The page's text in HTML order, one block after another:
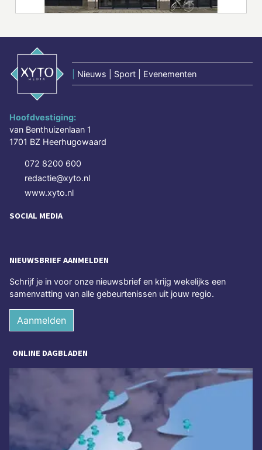
Nieuws | Sport | Evenementen
Hoofdvestiging:
van Benthuizenlaan 1
1701 BZ Heerhugowaard
072 8200 600
redactie@xyto.nl
www.xyto.nl
SOCIAL MEDIA
NIEUWSBRIEF AANMELDEN
Schrijf je in voor onze nieuwsbrief en krijg wekelijks een
samenvatting van alle gebeurtenissen uit jouw regio.
Aanmelden
ONLINE DAGBLADEN